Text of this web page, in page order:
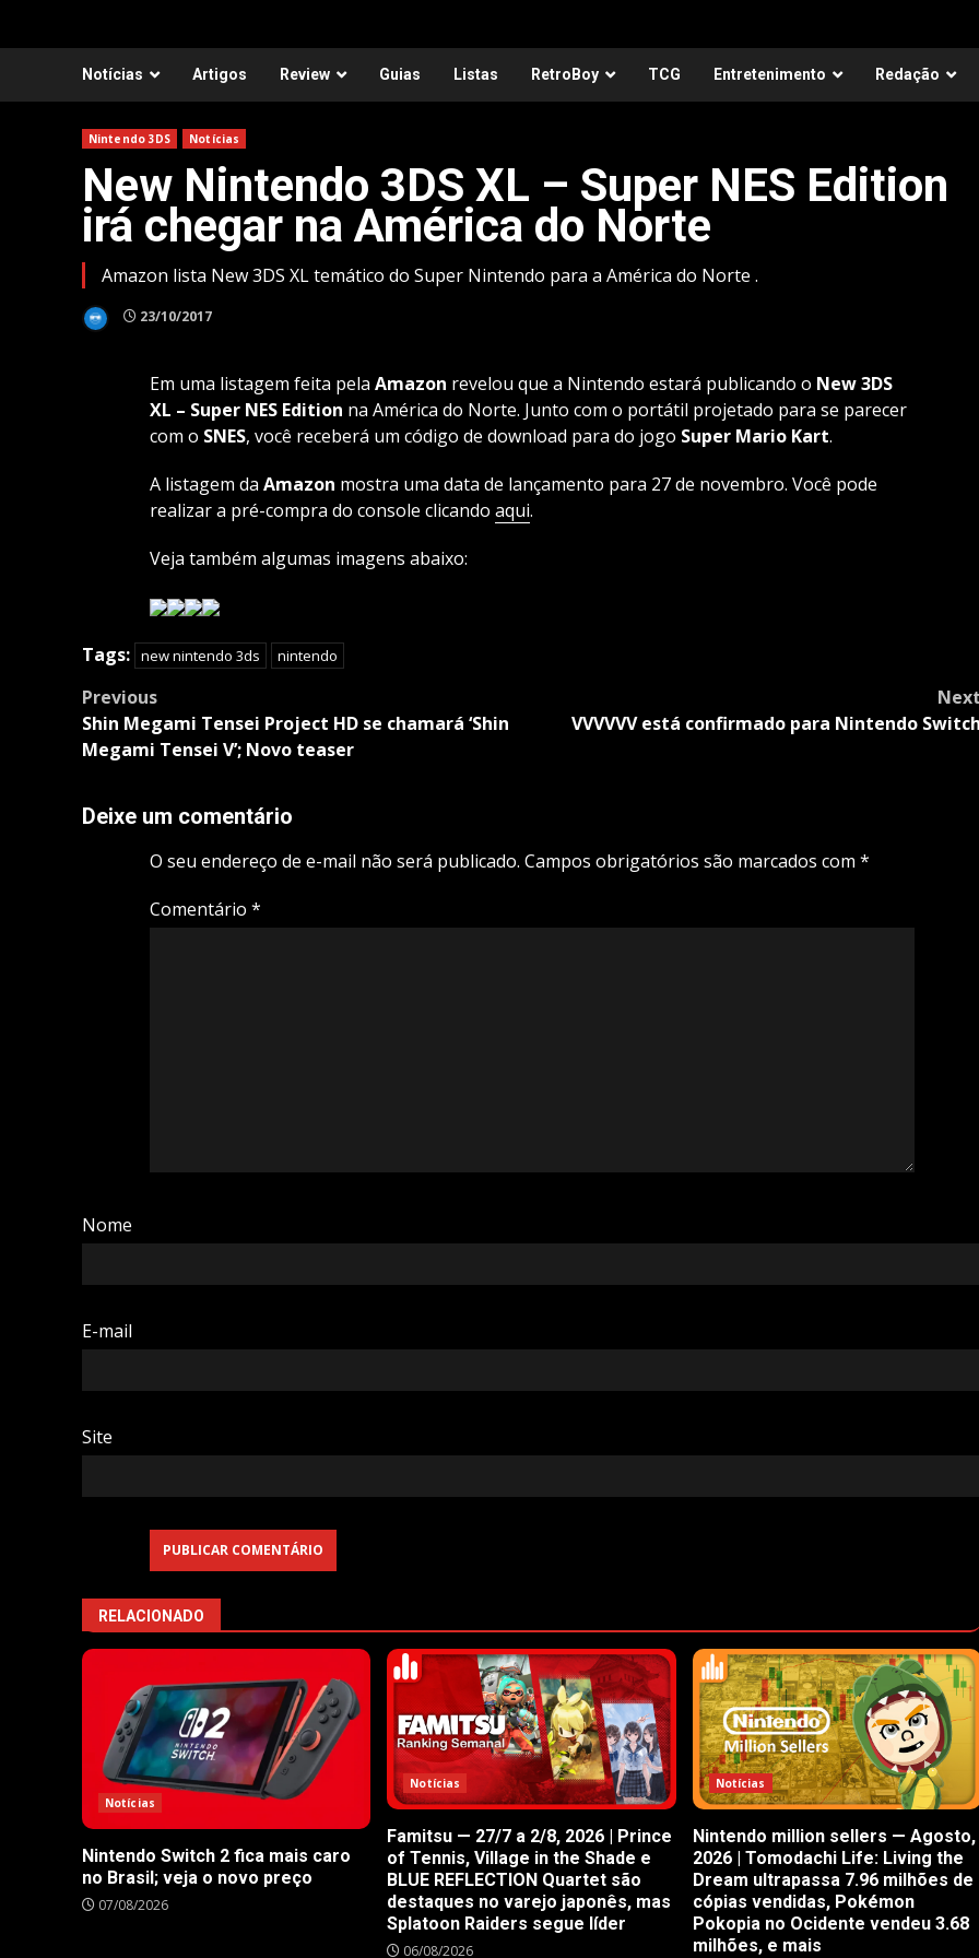
Notícias Artigos Review Guias Listas RetroBoy TCG Entretenimento Redação
Nintendo 3DS Notícias
New Nintendo 3DS XL – Super NES Edition
irá chegar na América do Norte
Amazon lista New 3DS XL temático do Super Nintendo para a América do Norte .
23/10/2017
Em uma listagem feita pela Amazon revelou que a Nintendo estará publicando o New 3DS
XL – Super NES Edition na América do Norte. Junto com o portátil projetado para se parecer
com o SNES, você receberá um código de download para do jogo Super Mario Kart.
A listagem da Amazon mostra uma data de lançamento para 27 de novembro. Você pode
realizar a pré-compra do console clicando aqui.
Veja também algumas imagens abaixo:
Tags: new nintendo 3ds nintendo
Post
navigation
Previous
Shin Megami Tensei Project HD se chamará ‘Shin
Megami Tensei V’; Novo teaser
VVVVVV está confirmado para Nintendo
Deixe um comentário
O seu endereço de e-mail não será publicado. Campos obrigatórios são marcados com *
Comentário *
Nome
E-mail
Site
RELACIONADO
Notícias
Nintendo Switch 2 fica mais caro
no Brasil; veja o novo preço
07/08/2026
Notícias
Famitsu — 27/7 a 2/8, 2026 | Prince
of Tennis, Village in the Shade e
BLUE REFLECTION Quartet são
destaques no varejo japonês, mas
Splatoon Raiders segue líder
06/08/2026
Notícias
Nintendo million sellers — Agosto,
2026 | Tomodachi Life: Living the
Dream ultrapassa 7.96 milhões de
cópias vendidas, Pokémon
Pokopia no Ocidente vendeu 3.68
milhões, e mais